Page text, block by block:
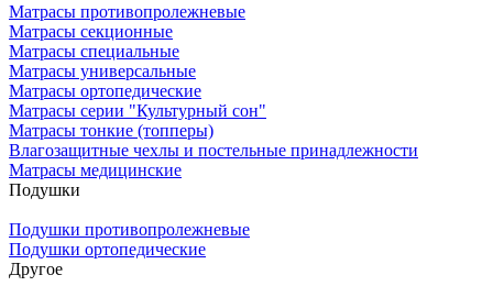
Матрасы противопролежневые
Матрасы секционные
Матрасы специальные
Матрасы универсальные
Матрасы ортопедические
Матрасы серии "Культурный сон"
Матрасы тонкие (топперы)
Влагозащитные чехлы и постельные принадлежности
Матрасы медицинские
Подушки
Подушки противопролежневые
Подушки ортопедические
Другое